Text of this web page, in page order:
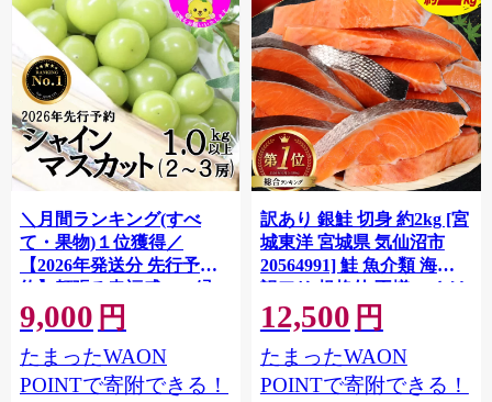
＼月間ランキング(すべ
て・果物)１位獲得／
【2026年発送分 先行予
約】頬張る幸福感 〜緑の
宝石・ シャインマスカッ
ト 〜 １ｋｇ以上（２〜３
房） フルーツ 山梨県産 果
物 くだもの シャイン マス
9,000 円
たまったWAON
POINTで寄附できる！
訳あり 銀鮭 切身 約2kg [宮
城東洋 宮城県 気仙沼市
20564991] 鮭 魚介類 海鮮
訳アリ 規格外 不揃い さけ
サケ 鮭切身 シャケ 切り身
冷凍 家庭用 おかず 弁当 支
援 サーモン 銀鮭切り身 魚
わけあり
12,500 円
たまったWAON
POINTで寄附できる！